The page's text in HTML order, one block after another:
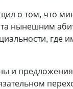
о том, что
нынешним
где
и